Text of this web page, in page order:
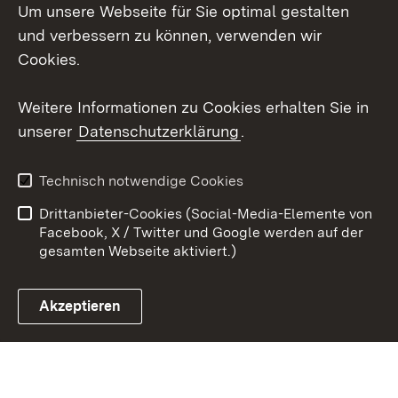
Facebook
Link zum Landesportal
Barrierefreiheit
Kontakt
Cookies
Um unsere Webseite für Sie optimal gestalten
und verbessern zu können, verwenden wir
Cookies.
Weitere Informationen zu Cookies erhalten Sie in
unserer Datenschutzerklärung.
Technisch notwendige Cookies
Drittanbieter-Cookies (Social-Media-Elemente von
Facebook, X / Twitter und Google werden auf der
gesamten Webseite aktiviert.)
Akzeptieren